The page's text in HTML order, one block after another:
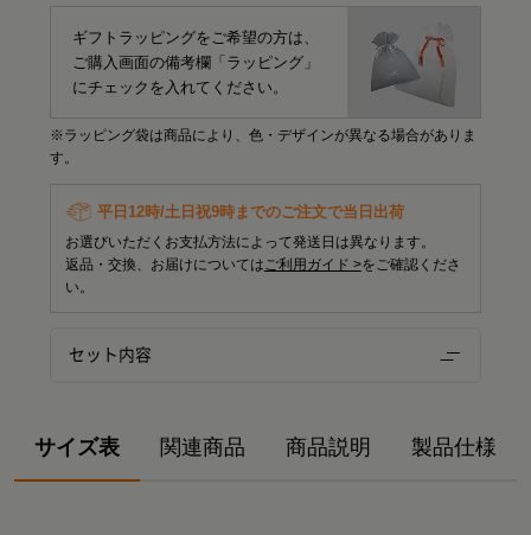
ギフトラッピングをご希望の方は、
ご購入画面の備考欄「ラッピング」
にチェックを入れてください。
※ラッピング袋は商品により、色・デザインが異なる場合がありま
す。
平日12時/土日祝9時までのご注文で当日出荷
お選びいただくお支払方法によって発送日は異なります。
返品・交換、お届けについては ご利用ガイド >をご確認くださ
い。
セット内容
サイズ表 関連商品 商品説明 製品仕様